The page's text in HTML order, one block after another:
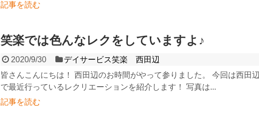
記事を読む
笑楽では色んなレクをしていますよ♪
2020/9/30
デイサービス笑楽 西田辺
皆さんこんにちは！ 西田辺のお時間がやって参りました。 今回は西田辺
で最近行っているレクリエーションを紹介します！ 写真は...
記事を読む